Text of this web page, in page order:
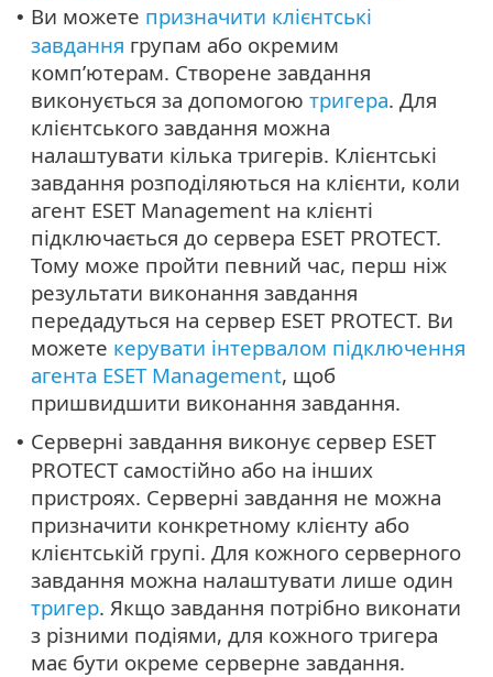
• Ви можете призначити клієнтські
завдання групам або окремим
комп’ютерам. Створене завдання
виконується за допомогою тригера. Для
клієнтського завдання можна
налаштувати кілька тригерів. Клієнтські
завдання розподіляються на клієнти, коли
агент ESET Management на клієнті
підключається до сервера ESET PROTECT.
Тому може пройти певний час, перш ніж
результати виконання завдання
передадуться на сервер ESET PROTECT. Ви
можете керувати інтервалом підключення
агента ESET Management, щоб
пришвидшити виконання завдання.
• Серверні завдання виконує сервер ESET
PROTECT самостійно або на інших
пристроях. Серверні завдання не можна
призначити конкретному клієнту або
клієнтській групі. Для кожного серверного
завдання можна налаштувати лише один
тригер. Якщо завдання потрібно виконати
з різними подіями, для кожного тригера
має бути окреме серверне завдання.